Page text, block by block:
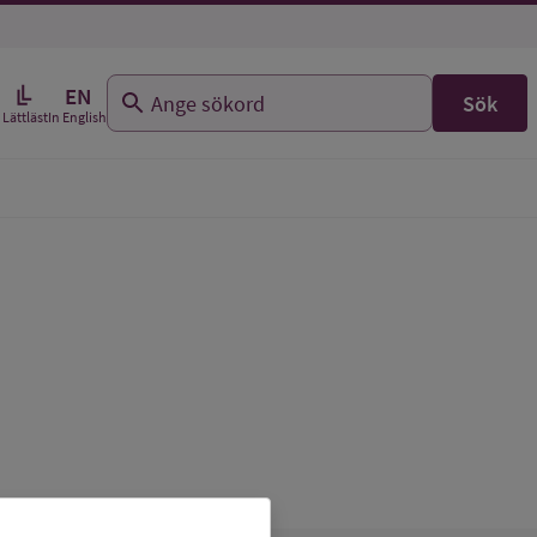
Lättläst
EN
In English Sök